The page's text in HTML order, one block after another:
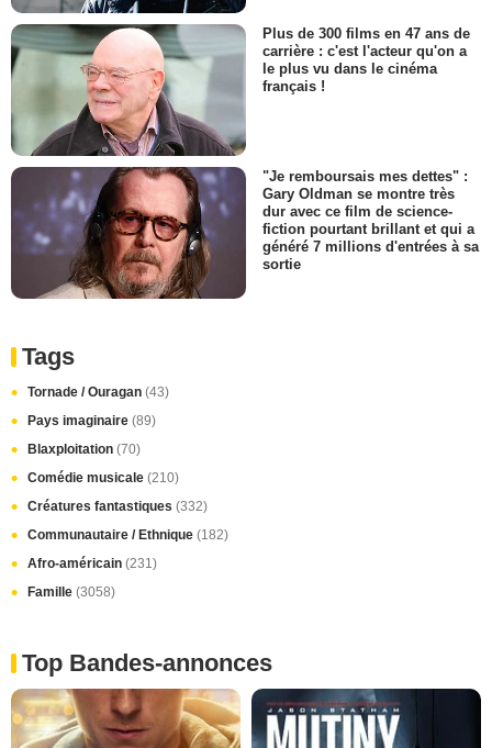
Plus de 300 films en 47 ans de
carrière : c'est l'acteur qu'on a
le plus vu dans le cinéma
français !
"Je remboursais mes dettes" :
Gary Oldman se montre très
dur avec ce film de science-
fiction pourtant brillant et qui a
généré 7 millions d'entrées à sa
sortie
Tags
Tornade / Ouragan (43)
Pays imaginaire (89)
Blaxploitation (70)
Comédie musicale (210)
Créatures fantastiques (332)
Communautaire / Ethnique (182)
Afro-américain (231)
Famille (3058)
Top Bandes-annonces